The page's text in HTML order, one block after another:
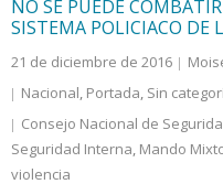
Colaboradores
Internacional
NO SE PUEDE
SISTEMA POLICIACO DE
21 de diciembre de 2016
Nacional, Portada, Sin
Consejo Nacional de
Seguridad Interna, Mando
violencia